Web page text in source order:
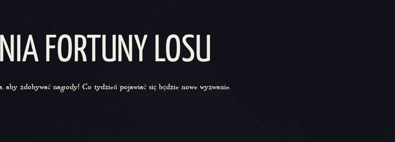
FORTUNY LOSU
aby zdobywać nagrody! Co tydzień pojawiać się będzie nowe wyzwanie.